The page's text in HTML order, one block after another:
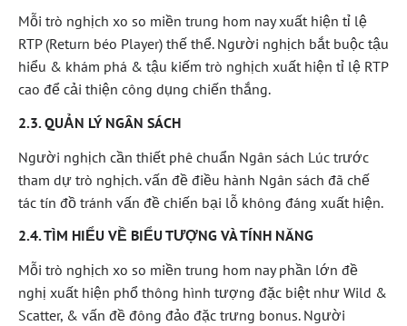
Mỗi trò nghịch xo so miền trung hom nay xuất hiện tỉ lệ
RTP (Return béo Player) thế thể. Người nghịch bắt buộc tậu
hiểu & khám phá & tậu kiếm trò nghịch xuất hiện tỉ lệ RTP
cao để cải thiện công dụng chiến thắng.
2.3. QUẢN LÝ NGÂN SÁCH
Người nghịch cần thiết phê chuẩn Ngân sách Lúc trước
tham dự trò nghịch. vấn đề điều hành Ngân sách đã chế
tác tín đồ tránh vấn đề chiến bại lỗ không đáng xuất hiện.
2.4. TÌM HIỂU VỀ BIỂU TƯỢNG VÀ TÍNH NĂNG
Mỗi trò nghịch xo so miền trung hom nay phần lớn đề
nghị xuất hiện phổ thông hình tượng đặc biệt như Wild &
Scatter, & vấn đề đông đảo đặc trưng bonus. Người